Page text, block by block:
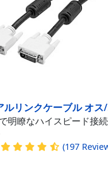
ルリンクケーブル オス
明瞭なハイスピード接
(197